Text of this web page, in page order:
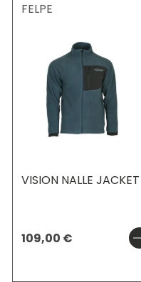
FELPE
VISION NALLE JACKET
109,00 €